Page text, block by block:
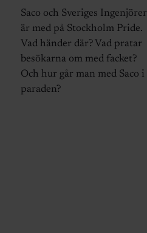
Saco och Sveriges Ingenjörer
är med på Stockholm Pride.
Vad händer där? Vad pratar
besökarna om med facket?
Och hur går man med Saco i
paraden?